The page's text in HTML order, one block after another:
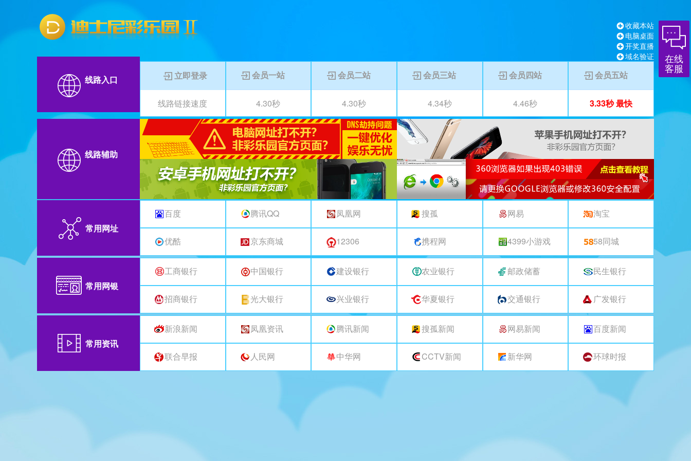
收藏本站
电脑桌面
开奖直播
域名验证
在线
客服
线路入口 立即登录
线路链接速度
会员一站
4.30秒
4.30秒
会员二站
4.30秒
4.30秒
会员三站
4.34秒
4.33秒
会员四站
4.46秒
4.46秒
会员五站
3.33秒 最快
3.33秒
线路辅助
常用网址
百度
优酷
腾讯QQ
京东商城
凤凰网
12306
搜孤
携程网
网易
4399小游戏
淘宝
58同城
常用网银
工商银行
招商银行
中国银行
光大银行
建设银行
兴业银行
农业银行
华夏银行
邮政储蓄
交通银行
民生银行
广发银行
常用资讯
新浪新闻
联合早报
凤凰资讯
人民网
腾讯新闻
中华网
搜孤新闻
CCTV新闻
网易新闻
新华网
百度新闻
环球时报